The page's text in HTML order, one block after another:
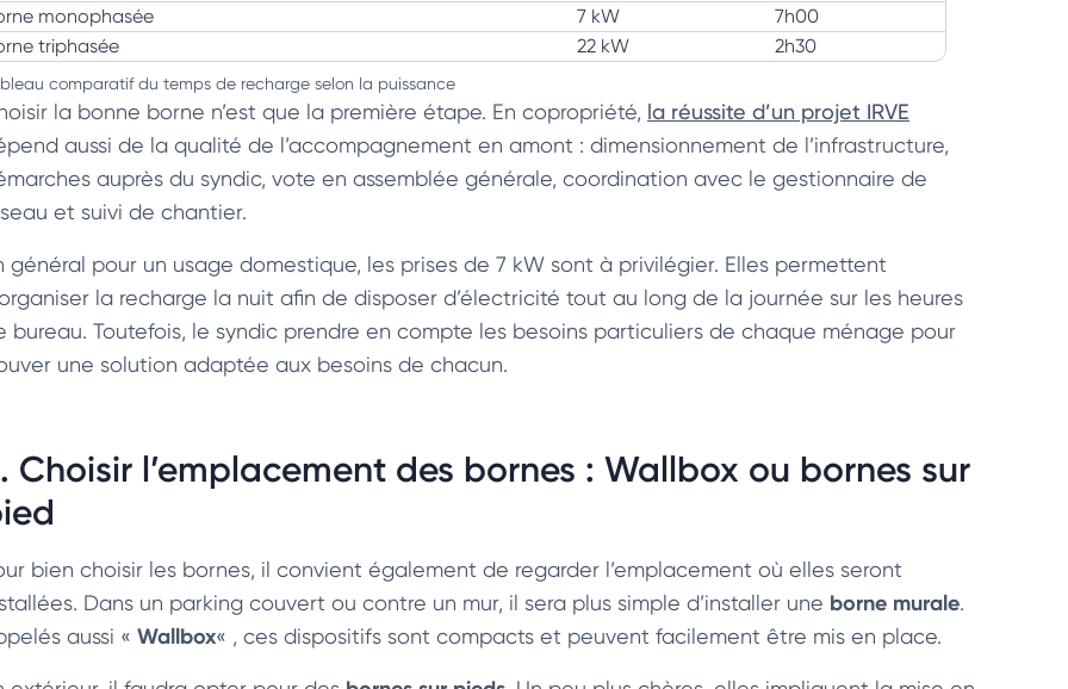
monophasée
7 kW
7h00
triphasée
22 kW 2h30
comparatif du temps de recharge selon la puissance
la bonne borne n’est que la première étape. En copropriété, la réussite d’un projet IRVE
aussi de la qualité de l’accompagnement en amont : dimensionnement de l’infrastructure,
auprès du syndic, vote en assemblée générale, coordination avec le gestionnaire de
et suivi de chantier.
général pour un usage domestique, les prises de 7 kW sont à privilégier. Elles permettent
la recharge la nuit afin de disposer d’électricité tout au long de la journée sur les heures
bureau. Toutefois, le syndic prendre en compte les besoins particuliers de chaque ménage pour
une solution adaptée aux besoins de chacun.
Choisir l’emplacement des bornes : Wallbox ou bornes sur
bien choisir les bornes, il convient également de regarder l’emplacement où elles seront
Dans un parking couvert ou contre un mur, il sera plus simple d’installer une borne murale.
aussi « Wallbox« , ces dispositifs sont compacts et peuvent facilement être mis en place.